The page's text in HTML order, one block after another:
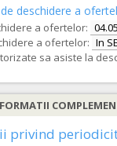
deschidere a
a ofertelor:
a ofertelor: In
sa asiste la
privind